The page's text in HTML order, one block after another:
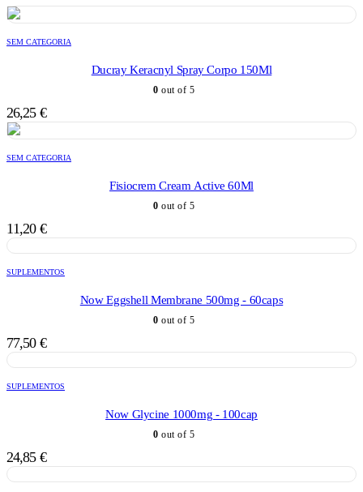
SEM CATEGORIA
Ducray Keracnyl Spray Corpo 150Ml
0 out of 5
26,25 €
SEM CATEGORIA
Fisiocrem Cream Active 60Ml
0 out of 5
11,20 €
SUPLEMENTOS
Now Eggshell Membrane 500mg - 60caps
0 out of 5
77,50 €
SUPLEMENTOS
Now Glycine 1000mg - 100cap
0 out of 5
24,85 €